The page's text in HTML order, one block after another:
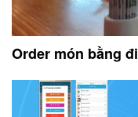
Order món bằng